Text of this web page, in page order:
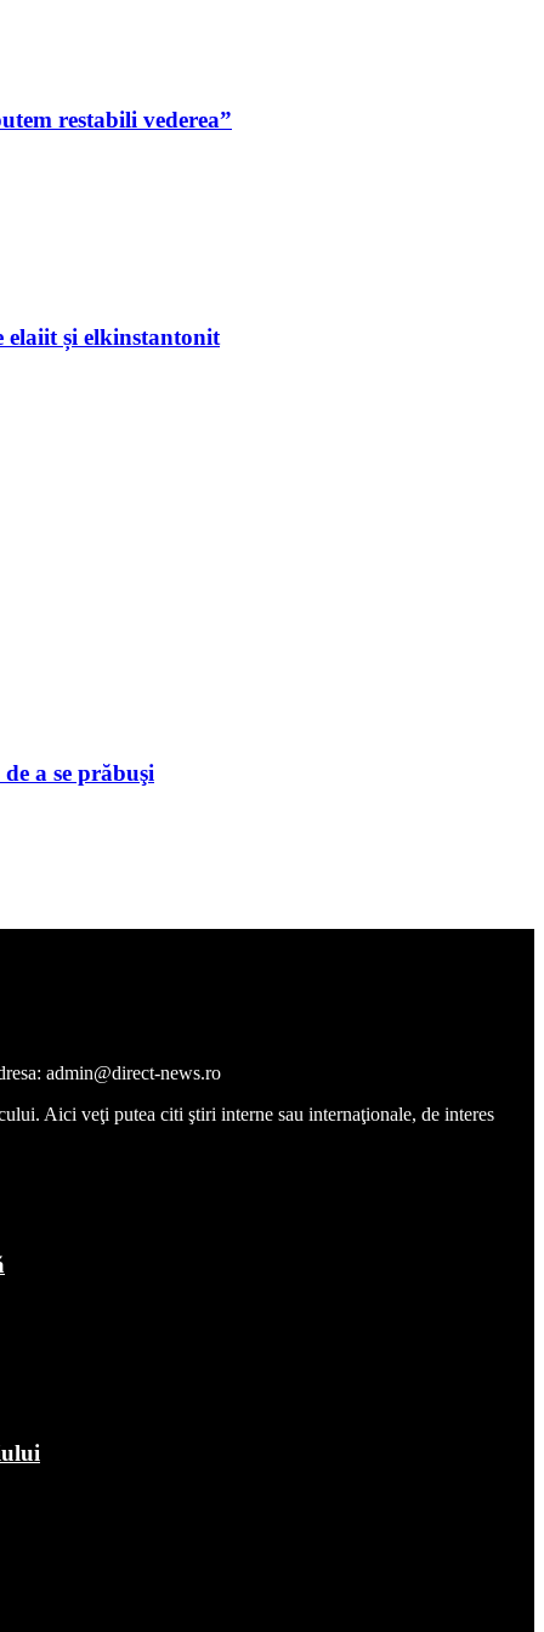
restabili vederea”
elaiit și elkinstantonit
a se prăbuşi
admin@direct-news.ro
Aici veţi putea citi ştiri interne sau internaţionale, de interes